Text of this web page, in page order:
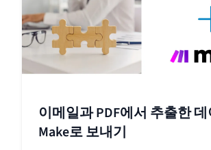
이메일과 PDF에서 추출한
Make로 보내기